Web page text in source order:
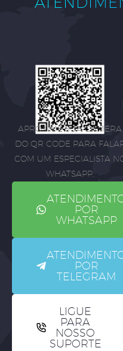
APROXIME SUA CÂMERA
DO QR CODE PARA
COM UM ESPECIALISTA
WHATSAPP.
POR
WHATSAPP
POR
TELEGRAM
LIGUE
PARA
NOSSO
SUPORTE